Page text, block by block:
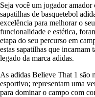
Seja você um jogador
sapatilhas de basquetebol
excelência para melhorar o
funcionalidade e estética,
etapa do seu percurso em
estas sapatilhas que
legado da marca adidas.
As adidas Believe That 1 são
esportivo; representam uma
para dominar o campo com